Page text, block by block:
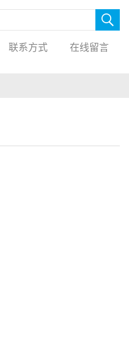
联系方式 在线留言